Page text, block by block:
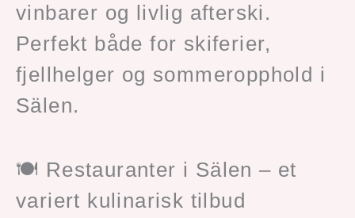
vinbarer og livlig afterski.
Perfekt både for skiferier,
fjellhelger og sommeropphold i
Sälen.
🍽️ Restauranter i Sälen – et
variert kulinarisk tilbud